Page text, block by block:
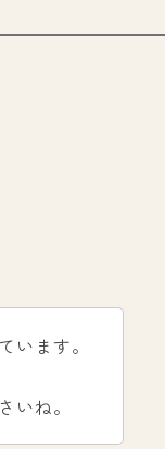
います。
いね。